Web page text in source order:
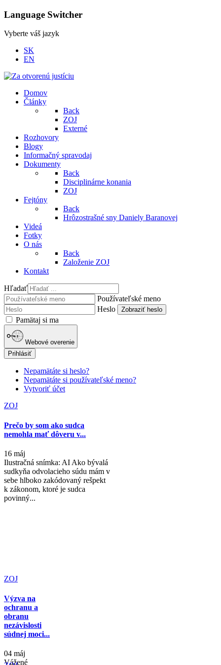
Language Switcher
Vyberte váš jazyk
SK
EN
Domov
Články
Back
ZOJ
Externé
Rozhovory
Blogy
Informačný spravodaj
Dokumenty
Back
Disciplinárne konania
ZOJ
Fejtóny
Back
Hrôzostrašné sny Daniely Baranovej
Videá
Fotky
O nás
Back
Založenie ZOJ
Kontakt
Hľadať
Používateľské meno
Heslo
Zobraziť heslo
Pamätaj si ma
Webové overenie
Prihlásiť
Nepamätáte si heslo?
Nepamätáte si používateľské meno?
Vytvoriť účet
ZOJ
Prečo by som ako sudca
nemohla mať dôveru v...
16 máj
Ilustračná snímka: AI Ako bývalá
sudkyňa odvolacieho súdu mám v
sebe hlboko zakódovaný rešpekt
k zákonom, ktoré je sudca
povinný...
ZOJ
Výzva na
ochranu a
obranu
nezávislosti
súdnej moci...
04 máj
Vážené